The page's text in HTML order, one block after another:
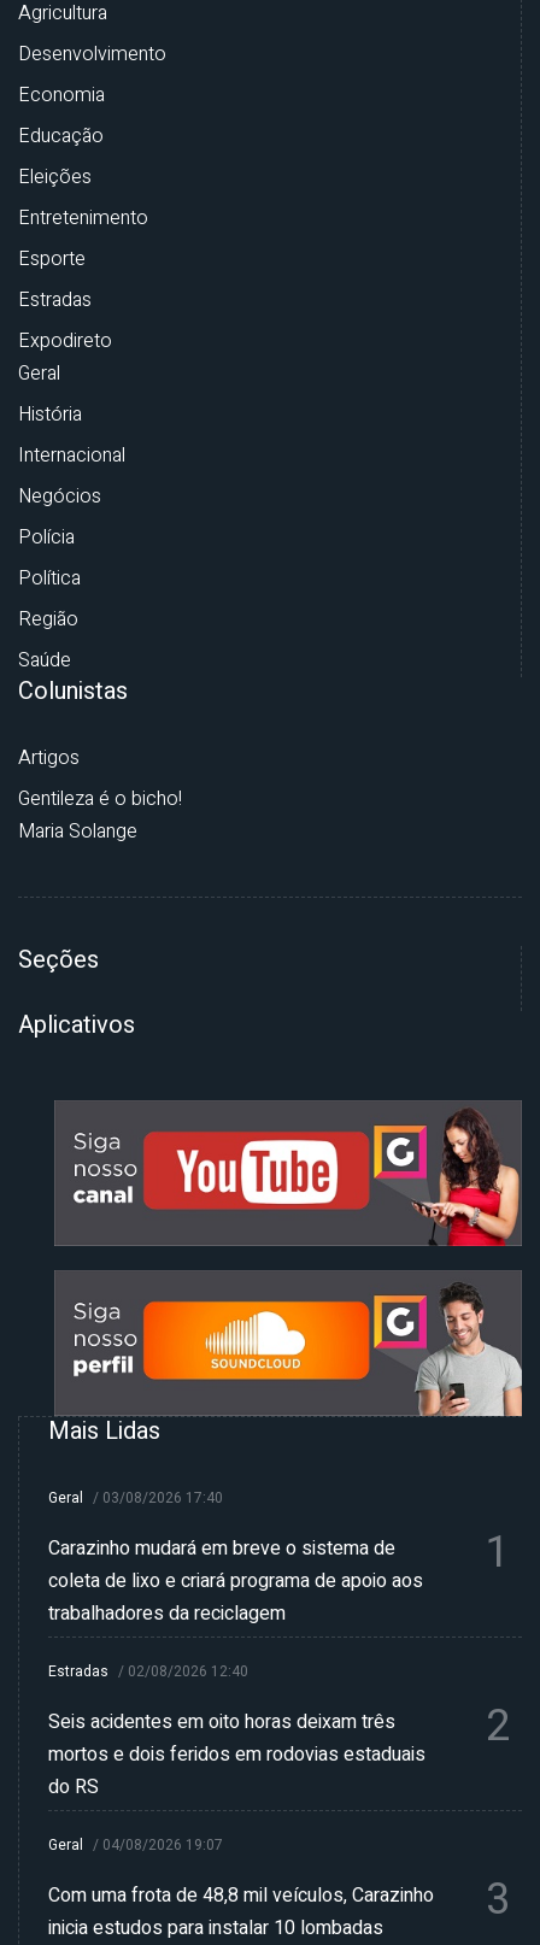
Agricultura
Desenvolvimento
Economia
Educação
Eleições
Entretenimento
Esporte
Estradas
Expodireto
Geral
História
Internacional
Negócios
Polícia
Política
Região
Saúde
Colunistas
Artigos
Gentileza é o bicho!
Maria Solange
Seções
Aplicativos
Mais Lidas
Geral / 03/08/2026 17:40
Carazinho mudará em breve o sistema de
coleta de lixo e criará programa de apoio aos
trabalhadores da reciclagem
1
Estradas / 02/08/2026 12:40
Seis acidentes em oito horas deixam três
mortos e dois feridos em rodovias estaduais
do RS
2
Geral / 04/08/2026 19:07
Com uma frota de 48,8 mil veículos, Carazinho
inicia estudos para instalar 10 lombadas
3